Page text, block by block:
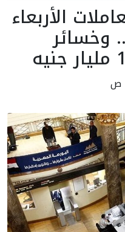
الأربعاء
وخسائر